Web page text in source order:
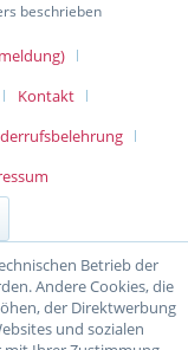
beschrieben
Kontakt
Betrieb der
Andere Cookies, die
der Direktwerbung
und sozialen